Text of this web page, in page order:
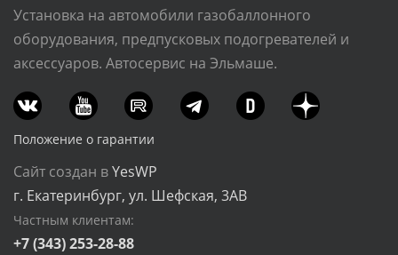
Установка на автомобили газобаллонного
оборудования, предпусковых подогревателей и
аксессуаров. Автосервис на Эльмаше.
Положение о гарантии
Сайт создан вYesWP
г. Екатеринбург, ул. Шефская, 3АВ
Частным клиентам:
+7 (343) 253-28-88